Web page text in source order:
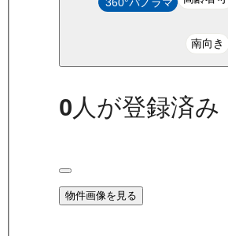
南向き
0人が登録済み
物件画像を見る